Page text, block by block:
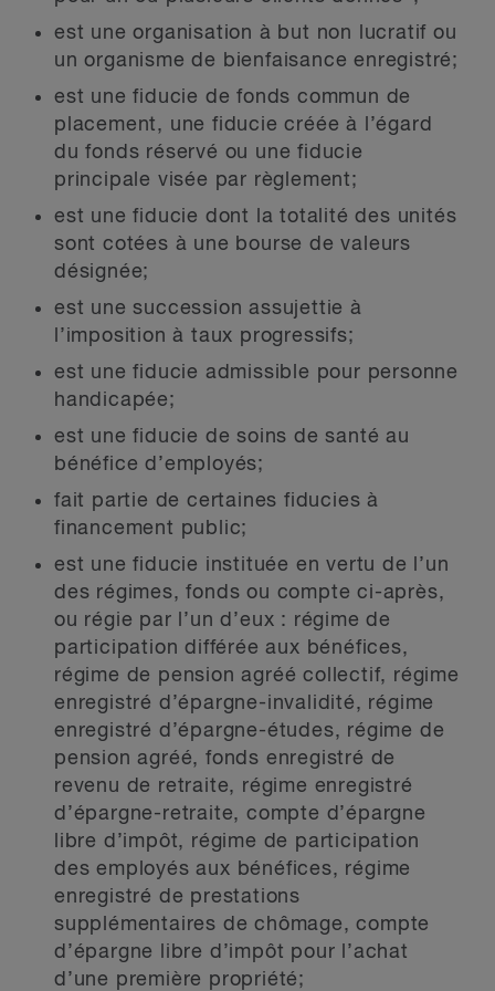
est une organisation à but non lucratif ou
un organisme de bienfaisance enregistré;
est une fiducie de fonds commun de
placement, une fiducie créée à l’égard
du fonds réservé ou une fiducie
principale visée par règlement;
est une fiducie dont la totalité des unités
sont cotées à une bourse de valeurs
désignée;
est une succession assujettie à
l’imposition à taux progressifs;
est une fiducie admissible pour personne
handicapée;
est une fiducie de soins de santé au
bénéfice d’employés;
fait partie de certaines fiducies à
financement public;
est une fiducie instituée en vertu de l’un
des régimes, fonds ou compte ci-après,
ou régie par l’un d’eux : régime de
participation différée aux bénéfices,
régime de pension agréé collectif, régime
enregistré d’épargne-invalidité, régime
enregistré d’épargne-études, régime de
pension agréé, fonds enregistré de
revenu de retraite, régime enregistré
d’épargne-retraite, compte d’épargne
libre d’impôt, régime de participation
des employés aux bénéfices, régime
enregistré de prestations
supplémentaires de chômage, compte
d’épargne libre d’impôt pour l’achat
d’une première propriété;